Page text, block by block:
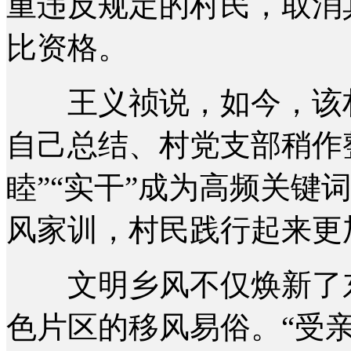
比资格。
王义祯说，如今，该
自己总结、村党支部稍
睦”“实干”成为高频关键
风家训，村民践行起来
文明乡风不仅焕新了
色片区的移风易俗。“受